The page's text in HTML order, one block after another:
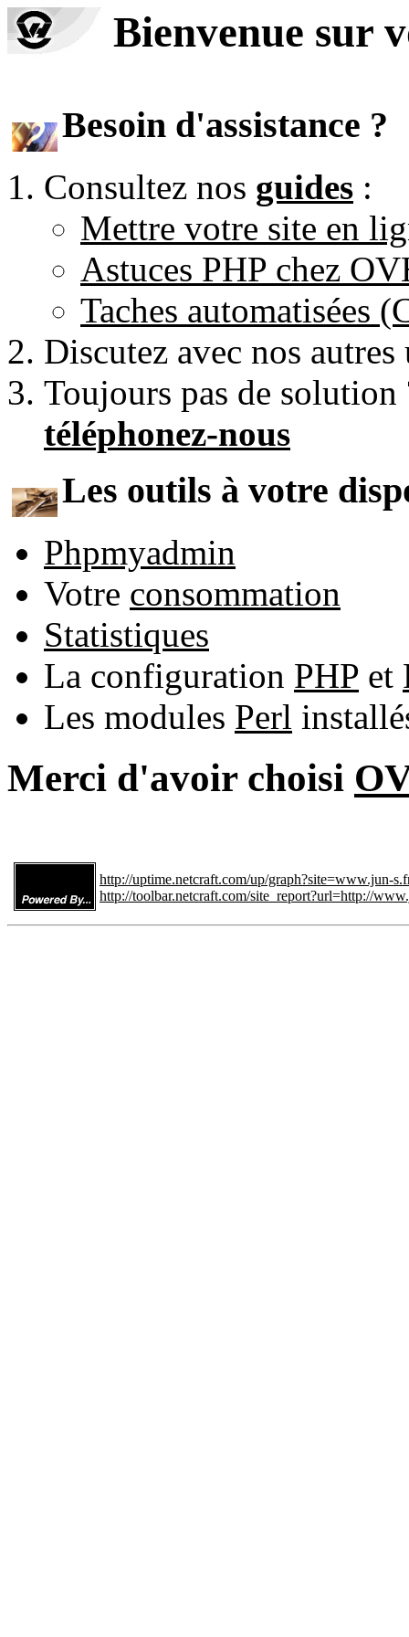
Bienvenue sur
Besoin d'assistance ?
Consultez nos guides :
Mettre votre site en
Astuces PHP chez
Taches automatisées
Discutez avec nos
Toujours pas de
téléphonez-nous
Les outils à votre
Phpmyadmin
Votre consommation
Statistiques
La configuration PHP et
Les modules Perl
Merci d'avoir choisi
http://uptime.netcraft.com/up/graph?site=www.jun-
http://toolbar.netcraft.com/site_report?url=http://